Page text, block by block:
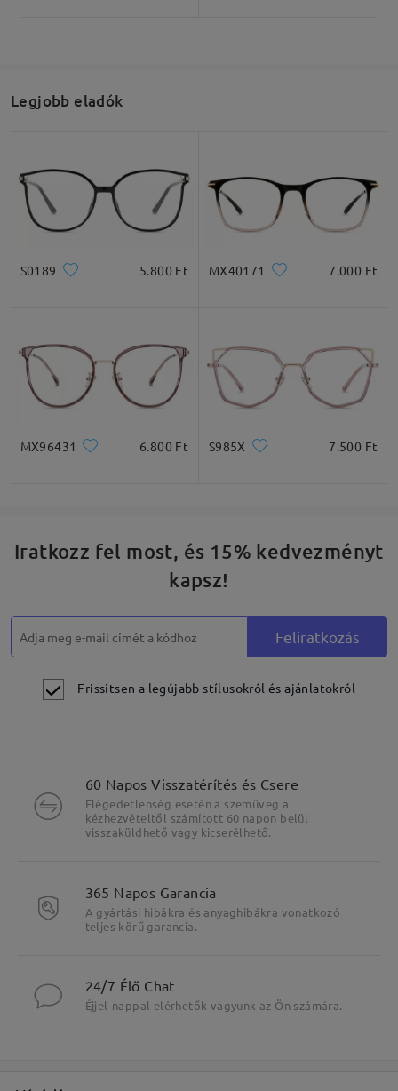
Lencseszélesség
50mm/ 1.97in
Lencsemagasság
45mm/ 1.77in
Hídszélesség
20mm/ 0.79in
Négyzet Kerek Gyémánt Ovális
Termékleírás
Fő jellemzők kiemelése
Legjobb eladók
S0189 5.800 Ft MX40171 7.000 Ft
MX96431 6.800 Ft S985X 7.500 Ft
Iratkozz fel most, és 15% kedvezményt
kapsz!
Feliratkozás
Frissítsen a legújabb stílusokról és ajánlatokról
60 Napos Visszatérítés és Csere
Elégedetlenség esetén a szemüveg a
kézhezvételtől számított 60 napon belül
visszaküldhető vagy kicserélhető.
365 Napos Garancia
A gyártási hibákra és anyaghibákra vonatkozó
teljes körű garancia.
24/7 Élő Chat
Éjjel-nappal elérhetők vagyunk az Ön számára.